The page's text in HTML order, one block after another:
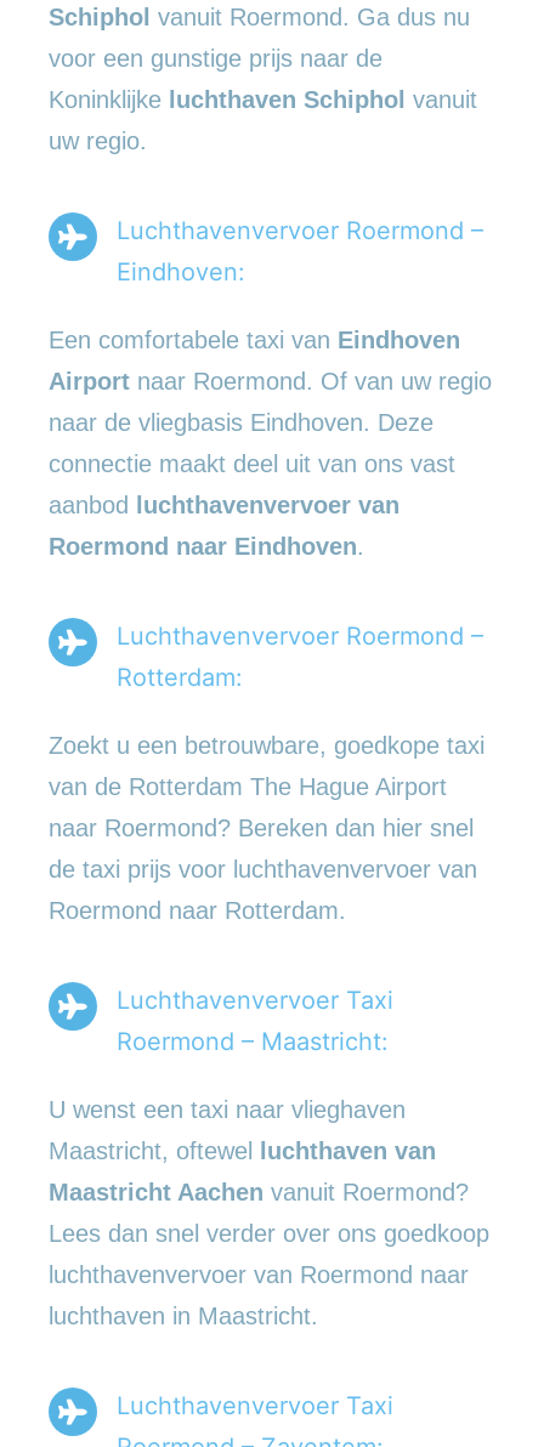
Schiphol vanuit Roermond. Ga dus nu
voor een gunstige prijs naar de
Koninklijke luchthaven Schiphol vanuit
uw regio.
Luchthavenvervoer Roermond –
Eindhoven:
Een comfortabele taxi van Eindhoven
Airport naar Roermond. Of van uw regio
naar de vliegbasis Eindhoven. Deze
connectie maakt deel uit van ons vast
aanbod
luchthavenvervoer van
Roermond naar Eindhoven.
Luchthavenvervoer Roermond –
Rotterdam:
Zoekt u een betrouwbare, goedkope taxi
van de Rotterdam The Hague Airport
naar Roermond? Bereken dan hier snel
de taxi prijs voor luchthavenvervoer van
Roermond naar Rotterdam.
Luchthavenvervoer Taxi
Roermond – Maastricht:
U wenst een taxi naar vlieghaven
Maastricht, oftewel
luchthaven van
Maastricht Aachen vanuit Roermond?
Lees dan snel verder over ons goedkoop
luchthavenvervoer van Roermond naar
luchthaven in Maastricht.
Luchthavenvervoer Taxi